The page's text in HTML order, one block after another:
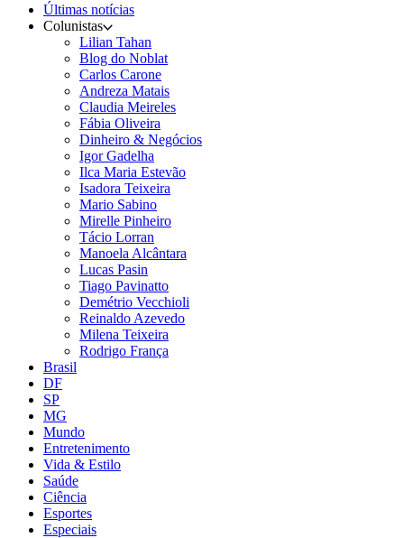
Últimas notícias
Colunistas
Lilian Tahan
Blog do Noblat
Carlos Carone
Andreza Matais
Claudia Meireles
Fábia Oliveira
Dinheiro & Negócios
Igor Gadelha
Ilca Maria Estevão
Isadora Teixeira
Mario Sabino
Mirelle Pinheiro
Tácio Lorran
Manoela Alcântara
Lucas Pasin
Tiago Pavinatto
Demétrio Vecchioli
Reinaldo Azevedo
Milena Teixeira
Rodrigo França
Brasil
DF
SP
MG
Mundo
Entretenimento
Vida & Estilo
Saúde
Ciência
Esportes
Especiais